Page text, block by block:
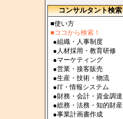
コンサルタント検索
■使い方
■ココから検索！
●組織・人事制度
● 人材採用・教育研修
●マーケティング
●営業・接客販売
●生産・技術・物流
●IT・情報システム
●財務・会計・資金調達
●総務・法務・知的財産
●事業計画書作成